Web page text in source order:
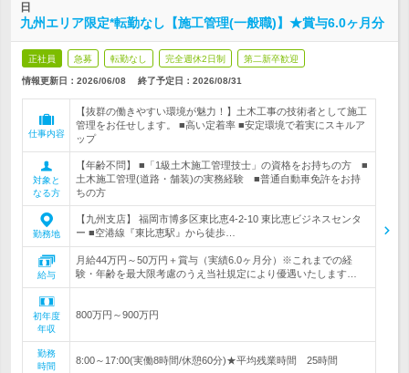
日
九州エリア限定*転勤なし【施工管理(一般職)】★賞与6.0ヶ月分
正社員 急募 転勤なし 完全週休2日制 第二新卒歓迎
情報更新日：2026/06/08 終了予定日： 2026/08/31
仕事内容
【抜群の働きやすい環境が魅力！】土木工事の技術者として施工
管理をお任せします。 ■高い定着率 ■安定環境で着実にスキルア
ップ
対象と
なる方
【年齢不問】 ■「1級土木施工管理技士」の資格をお持ちの方 ■
土木施工管理(道路・舗装)の実務経験 ■普通自動車免許をお持
ちの方
勤務地
【九州支店】 福岡市博多区東比恵4-2-10 東比恵ビジネスセンタ
ー ■空港線『東比恵駅』から徒歩…
給与
月給44万円～50万円＋賞与（実績6.0ヶ月分）※これまでの経
験・年齢を最大限考慮のうえ当社規定により優遇いたします…
初年度
年収
800万円～900万円
勤務
時間
8:00～17:00(実働8時間/休憩60分)★平均残業時間 25時間